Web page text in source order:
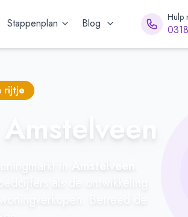
Stappenplan Blog Hulp
rijtje
Amstelveen